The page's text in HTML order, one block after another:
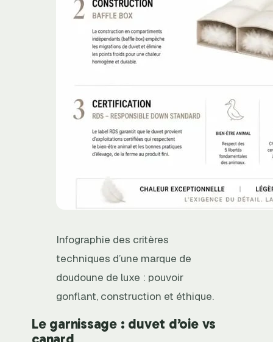
Infographie des critères
techniques d’une marque de
doudoune de luxe : pouvoir
gonflant, construction et éthique.
Le garnissage : duvet d’oie vs